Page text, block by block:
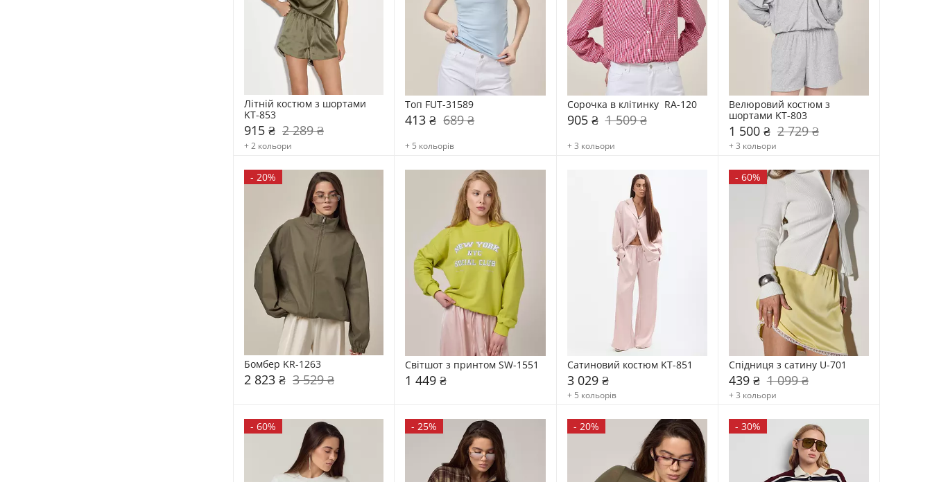
Літній костюм з шортами
KT-853
915 ₴ 2 289 ₴
+ 2 кольори
Топ FUT-31589
413 ₴ 689 ₴
+ 5 кольорів
Сорочка в клітинку  RA-120
905 ₴ 1 509 ₴
+ 3 кольори
Велюровий костюм з
шортами KT-803
1 500 ₴ 2 729 ₴
+ 3 кольори
- 20%
Бомбер KR-1263
2 823 ₴ 3 529 ₴
Світшот з принтом SW-1551
1 449 ₴
Сатиновий костюм KT-851
3 029 ₴
+ 5 кольорів
- 60%
Спідниця з сатину U-701
439 ₴ 1 099 ₴
+ 3 кольори
- 60% -25% - 20% - 30%